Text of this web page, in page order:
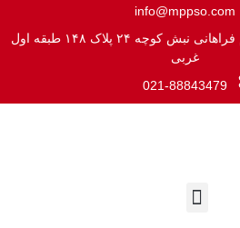
info@mppso.com
تهران خیابان قائم مقام فراهانی نبش کوچه ۲۴ پلاک ۱۴۸ طبقه اول
غربی
021-88843479